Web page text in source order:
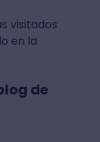
visitados
en la
de